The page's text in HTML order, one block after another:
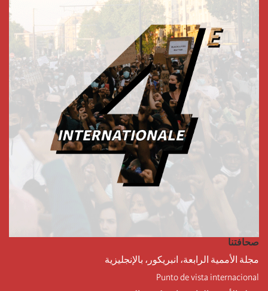
صحافتنا
مجلة الأممية الرابعة، انبريكور، بالإنجليزية
Punto de vista internacional